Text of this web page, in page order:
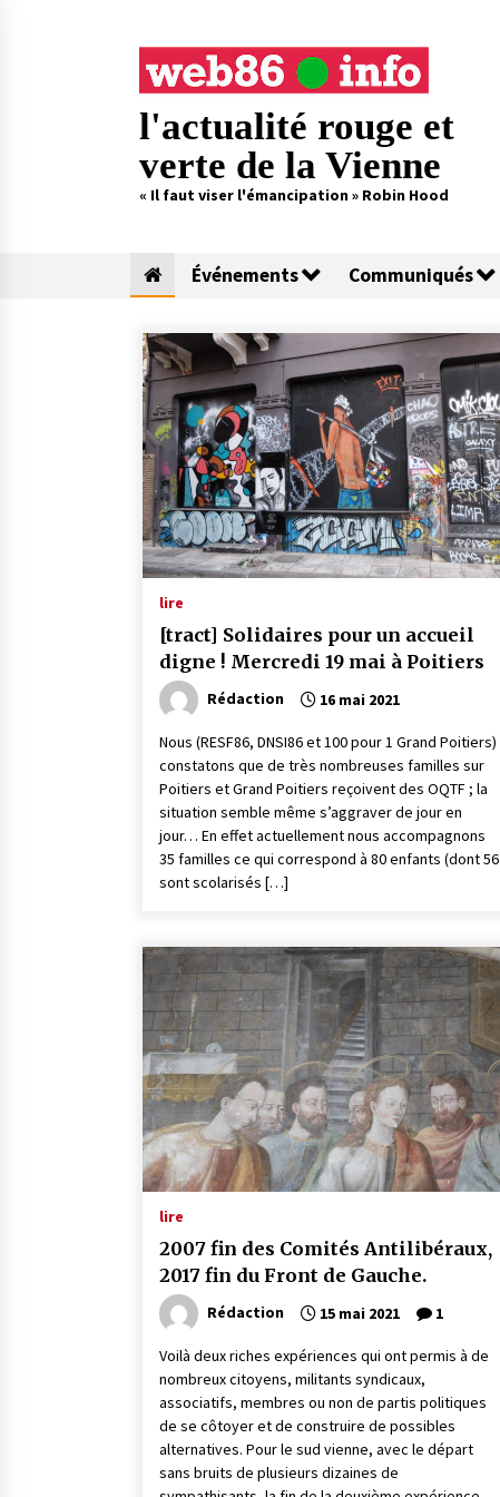
l'actualité rouge et
verte de la Vienne
« Il faut viser l'émancipation » Robin Hood
Événements Communiqués
lire
[tract] Solidaires pour un accueil
digne ! Mercredi 19 mai à Poitiers
Rédaction 16 mai 2021
Nous (RESF86, DNSI86 et 100 pour 1 Grand Poitiers)
constatons que de très nombreuses familles sur
Poitiers et Grand Poitiers reçoivent des OQTF ; la
situation semble même s’aggraver de jour en
jour… En effet actuellement nous accompagnons
35 familles ce qui correspond à 80 enfants (dont 56
sont scolarisés […]
lire
2007 fin des Comités Antilibéraux,
2017 fin du Front de Gauche.
Rédaction 15 mai 2021 1
Voilà deux riches expériences qui ont permis à de
nombreux citoyens, militants syndicaux,
associatifs, membres ou non de partis politiques
de se côtoyer et de construire de possibles
alternatives. Pour le sud vienne, avec le départ
sans bruits de plusieurs dizaines de